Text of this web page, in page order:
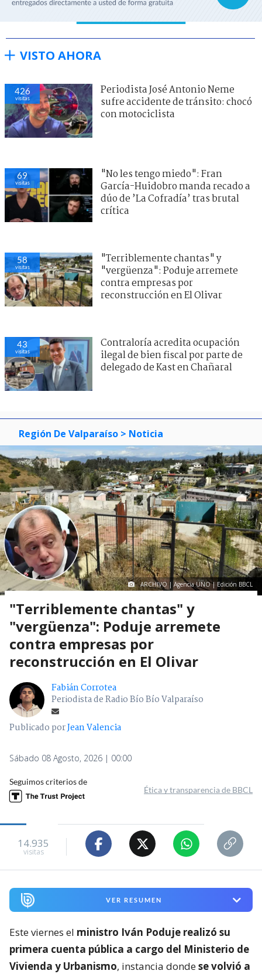
VISTO AHORA
426
visitas
Periodista José Antonio Neme
sufre accidente de tránsito: chocó
con motociclista
69
visitas
"No les tengo miedo": Fran
García-Huidobro manda recado a
dúo de ’La Cofradía’ tras brutal
crítica
58
visitas
"Terriblemente chantas" y
"vergüenza": Poduje arremete
contra empresas por
reconstrucción en El Olivar
43
visitas
Contraloría acredita ocupación
ilegal de bien fiscal por parte de
delegado de Kast en Chañaral
Región De Valparaíso > Noticia
ARCHIVO | Agencia UNO | Edición BBCL
"Terriblemente chantas" y
"vergüenza": Poduje arremete
contra empresas por
reconstrucción en El Olivar
Fabián Corrotea
Periodista de Radio Bío Bío Valparaíso
Publicado porJean Valencia
Sábado 08 Agosto, 2026 | 00:00
Seguimos criterios de
Ética y transparencia de BBCL
14.935
visitas
VER RESUMEN
Este viernes el ministro Iván Poduje realizó su
primera cuenta pública a cargo del Ministerio de
Vivienda y Urbanismo, instancia dondese volvió a